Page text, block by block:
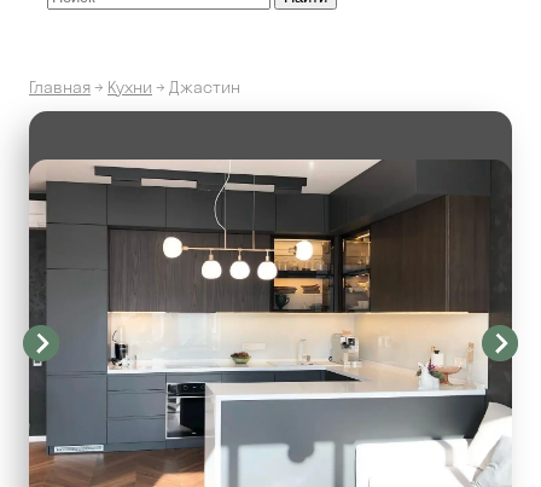
Главная→ Кухни → Джастин